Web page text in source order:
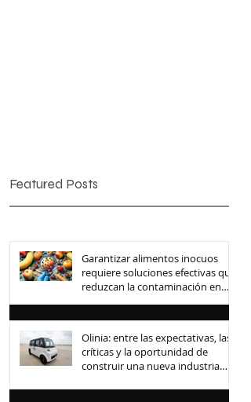
Featured Posts
Garantizar alimentos inocuos
requiere soluciones efectivas que
reduzcan la contaminación en
toda la cadena de suministro
Olinia: entre las expectativas, las
críticas y la oportunidad de
construir una nueva industria